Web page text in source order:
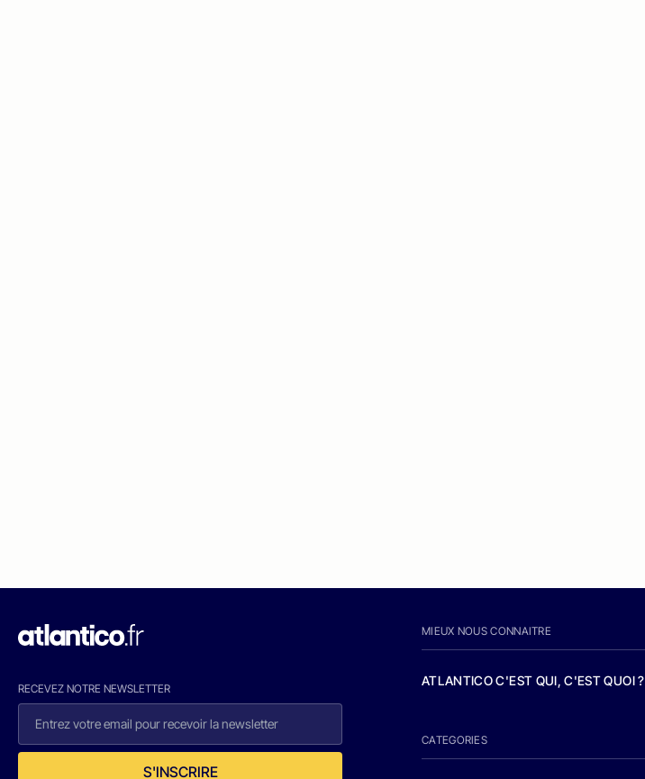
RECEVEZ NOTRE NEWSLETTER
S'INSCRIRE
MIEUX NOUS CONNAITRE
ATLANTICO C'EST QUI, C'EST QUOI ?
CATEGORIES